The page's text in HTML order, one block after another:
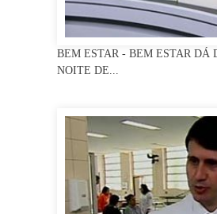
BEM ESTAR - BEM ESTAR DÁ
NOITE DE...